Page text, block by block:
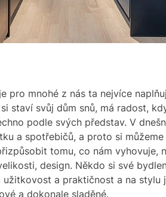
pro mnohé z nás ta nejvíce
staví svůj dům snů, má radost,
podle svých představ. V
a spotřebičů, a proto si
tomu, co nám vyhovuje,
design. Někdo si své
užitkovost a praktičnost a na stylu
a dokonale sladěné.